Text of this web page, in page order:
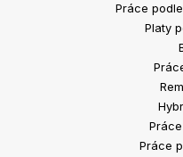
Práce
Platy
Práce